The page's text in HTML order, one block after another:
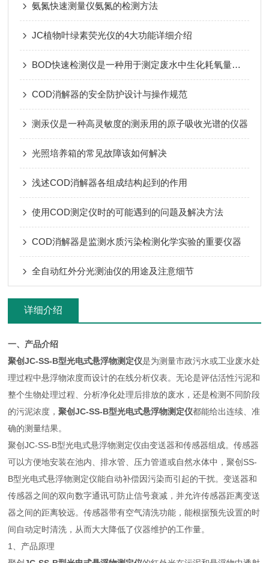
氨氮快速测量仪氨氮的检测方法
JC植物叶绿素荧光仪的4大功能详细介绍
BOD快速检测仪是一种用于测定废水中生化耗氧量的仪器
COD消解器的安全防护设计与操作规范
测汞仪是一种高灵敏度的测汞用的原子吸收光谱的仪器
光照培养箱的常见故障该如何解决
浅述COD消解器各组成结构起到的作用
使用COD测定仪时的可能遇到的问题及解决方法
COD消解器是监测水质污染检测化学实验的重要仪器
全自动红外分光测油仪的用途及注意细节
详细介绍
一、产品介绍
聚创JC-SS-B型光电式悬浮物测定仪是为测量市政污水或工业废水处
理过程中悬浮物浓度而设计的在线分析仪表。无论是评估活性污泥和
整个生物处理过程、分析净化处理后排放的废水，还是检测不同阶段
的污泥浓度，聚创JC-SS-B型光电式悬浮物测定仪都能给出连续、准
确的测量结果。
聚创JC-SS-B型光电式悬浮物测定仪由变送器和传感器组成。传感器
可以方便地安装在池内、排水管、压力管道或自然水体中，聚创SS-
B型光电式悬浮物测定仪能自动补偿因污染而引起的干扰。变送器和
传感器之间的双向数字通讯可防止信号衰减，并允许传感器距离变送
器之间的距离较远。传感器带有空气清洗功能，能根据预先设置的时
间自动定时清洗，从而大大降低了仪器维护的工作量。
1、产品原理